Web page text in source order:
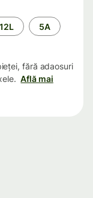
12L 5A
fără adaosuri
Află mai